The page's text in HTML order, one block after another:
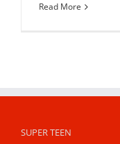
Read More
SUPER TEEN